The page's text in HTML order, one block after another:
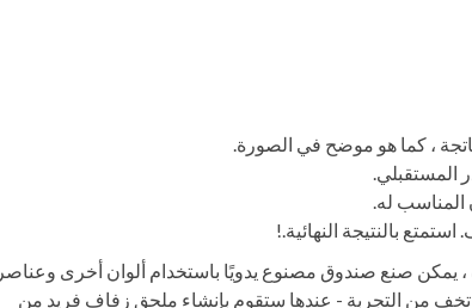
، كما هو موضح في الصورة.
له.
بالنتيجة النهائية.!
يمكن صنع صندوق مصنوع يدويًا باستخدام ألوان أخرى وعناصر
من التجربة - عندها ستقوم بإنشاء ملحق زفاف فريد من